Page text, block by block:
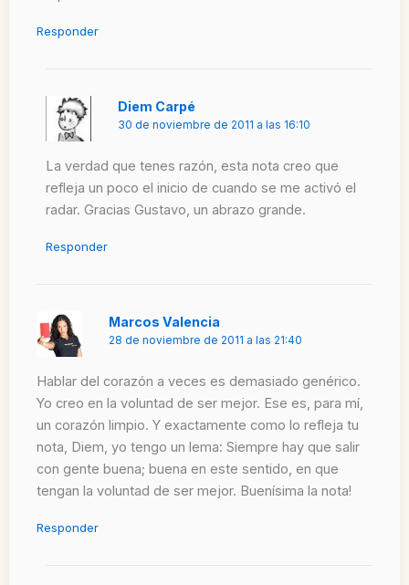
Responder
Diem Carpé
30 de noviembre de 2011 a las 16:10
La verdad que tenes razón, esta nota creo que
refleja un poco el inicio de cuando se me activó el
radar. Gracias Gustavo, un abrazo grande.
Responder
Marcos Valencia
28 de noviembre de 2011 a las 21:40
Hablar del corazón a veces es demasiado genérico.
Yo creo en la voluntad de ser mejor. Ese es, para mí,
un corazón limpio. Y exactamente como lo refleja tu
nota, Diem, yo tengo un lema: Siempre hay que salir
con gente buena; buena en este sentido, en que
tengan la voluntad de ser mejor. Buenísima la nota!
Responder